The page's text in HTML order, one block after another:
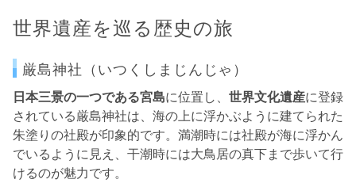
世界遺産を巡る歴史の旅
厳島神社（いつくしまじんじゃ）
日本三景の一つである宮島に位置し、 世界文化遺産に登録
されている厳島神社は、海の上に浮かぶように建てられた
朱塗りの社殿が印象的です。満潮時には社殿が海に浮かん
でいるように見え、干潮時には大鳥居の真下まで歩いて行
けるのが魅力です。